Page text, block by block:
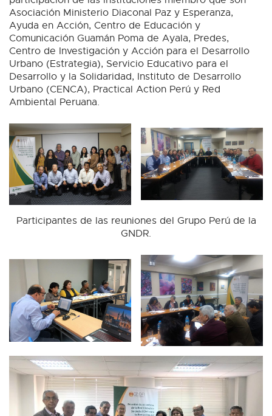
Asociación Ministerio Diaconal Paz y Esperanza,
Ayuda en Acción, Centro de Educación y
Comunicación Guamán Poma de Ayala, Predes,
Centro de Investigación y Acción para el Desarrollo
Urbano (Estrategia), Servicio Educativo para el
Desarrollo y la Solidaridad, Instituto de Desarrollo
Urbano (CENCA), Practical Action Perú y Red
Ambiental Peruana.
Participantes de las reuniones del Grupo Perú de la
GNDR.